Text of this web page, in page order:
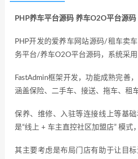
PHP养车平台源码 养车O2O平台源码
PHP开发的爱养车网站源码/租车卖
务平台/养车O2O平台源码，系统采用
FastAdmin框架开发，功能成熟完善
涵盖保险、二手车、接送、拖车、租车
保养、维修、入驻等连接线上等基
是“线上 + 车主直控社区加盟店” 模式，
其主要考虑是布局门店有助于让目